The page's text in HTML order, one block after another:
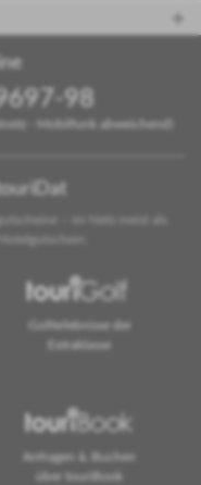
98
- Mobilfunk abweichend)
Golferlebnisse der
Extraklasse
Anfragen & Buchen
über touriBook